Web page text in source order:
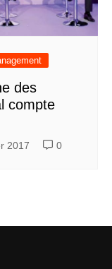
des
compte
2017 0